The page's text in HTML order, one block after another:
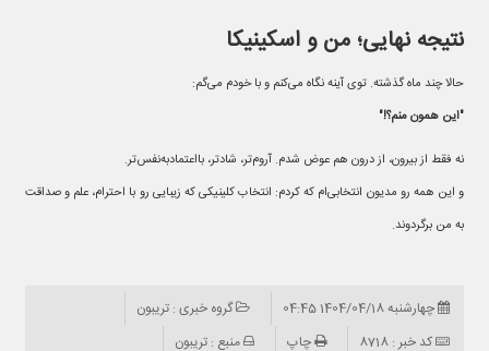
نتیجه نهایی؛ من و اسکینیکا
حالا چند ماه گذشته. توی آینه نگاه می‌کنم و با خودم می‌گم:
"این همون منم؟!"
نه فقط از بیرون، از درون هم عوض شدم. آروم‌تر، شادتر، بااعتمادبه‌نفس‌تر.
و این همه رو مدیون انتخابی‌ام که کردم: انتخاب کلینیکی که زیبایی رو با احترام، علم و صداقت
به من برگردوند.
چهارشنبه 1404/04/18 04:45
گروه خبری : تریبون
کد خبر : 8718
چاپ منبع : تریبون